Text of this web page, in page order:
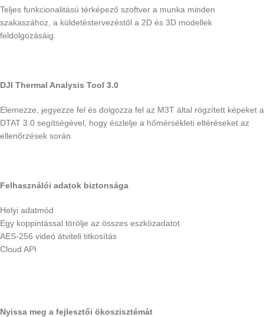
Teljes funkcionalitású térképező szoftver a munka minden
szakaszához, a küldetéstervezéstől a 2D és 3D modellek
feldolgozásáig.
DJI Thermal Analysis Tool 3.0
Elemezze, jegyezze fel és dolgozza fel az M3T által rögzített képeket a
DTAT 3.0 segítségével, hogy észlelje a hőmérsékleti eltéréseket az
ellenőrzések során.
Felhasználói adatok biztonsága
Helyi adatmód
Egy koppintással törölje az összes eszközadatot
AES-256 videó átviteli titkosítás
Cloud API
Nyissa meg a fejlesztői ökoszisztémát